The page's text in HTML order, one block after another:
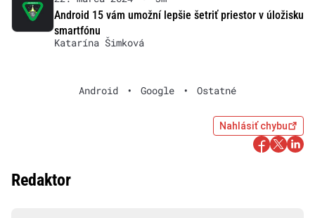
Android 15 vám umožní lepšie šetriť priestor v úložisku
smartfónu
Katarína Šimková
Android • Google • Ostatné
Nahlásiť chybu
Redaktor